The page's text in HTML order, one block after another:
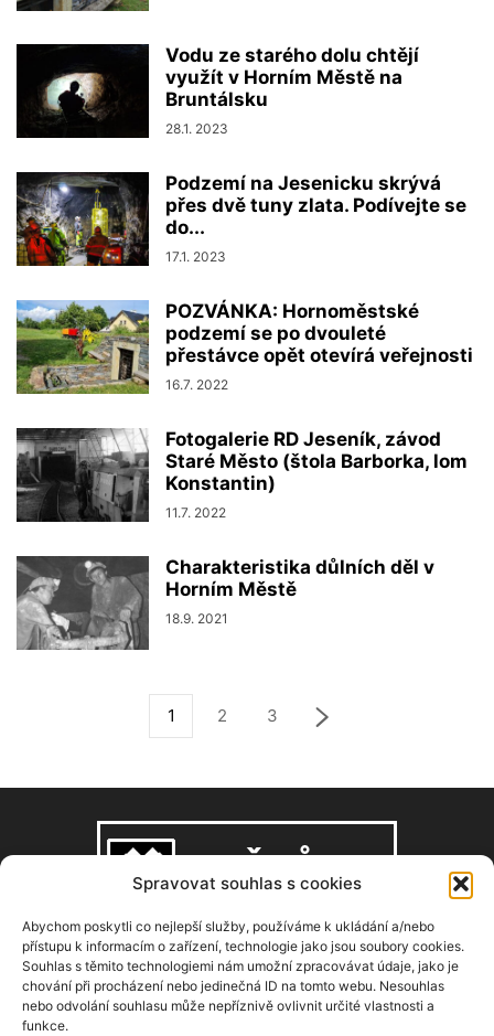
Spravovat souhlas s cookies
Abychom poskytli co nejlepší služby, používáme k ukládání a/nebo
přístupu k informacím o zařízení, technologie jako jsou soubory cookies.
Souhlas s těmito technologiemi nám umožní zpracovávat údaje, jako je
chování při procházení nebo jedinečná ID na tomto webu. Nesouhlas
nebo odvolání souhlasu může nepříznivě ovlivnit určité vlastnosti a
funkce.
Vodu ze starého dolu chtějí
využít v Horním Městě na
Bruntálsku
28.1. 2023
Podzemí na Jesenicku skrývá
přes dvě tuny zlata. Podívejte se
do...
17.1. 2023
POZVÁNKA: Hornoměstské
podzemí se po dvouleté
přestávce opět otevírá veřejnosti
16.7. 2022
Fotogalerie RD Jeseník, závod
Staré Město (štola Barborka, lom
Konstantin)
11.7. 2022
Charakteristika důlních děl v
Horním Městě
18.9. 2021
1 2 3
O NÁS